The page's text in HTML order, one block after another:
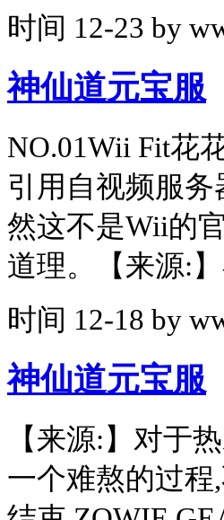
时间 12-23 by
神仙道元宝服
NO.01Wii Fit花
引用自视频服
然这不是Wii的
道理。【来源:
时间 12-18 by
神仙道元宝服
【来源:】对于
一个难熬的过